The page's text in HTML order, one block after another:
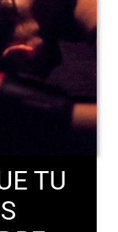
TU